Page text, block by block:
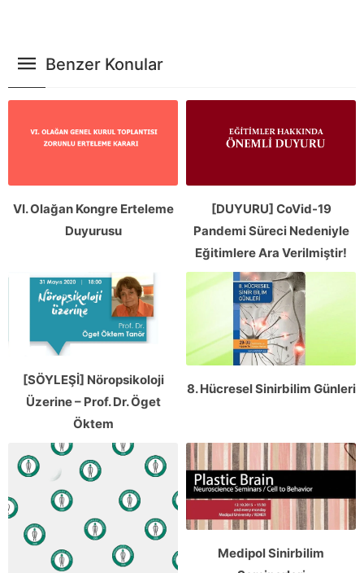
Benzer Konular
VI. Olağan Kongre Erteleme
Duyurusu
[DUYURU] CoVid-19
Pandemi Süreci Nedeniyle
Eğitimlere Ara Verilmiştir!
[SÖYLEŞİ] Nöropsikoloji
Üzerine – Prof. Dr. Öget
Öktem
8. Hücresel Sinirbilim Günleri
Medipol Sinirbilim